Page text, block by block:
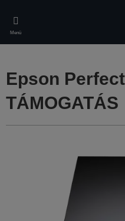
main
content
Menü
Epson
TÁMOGATÁS